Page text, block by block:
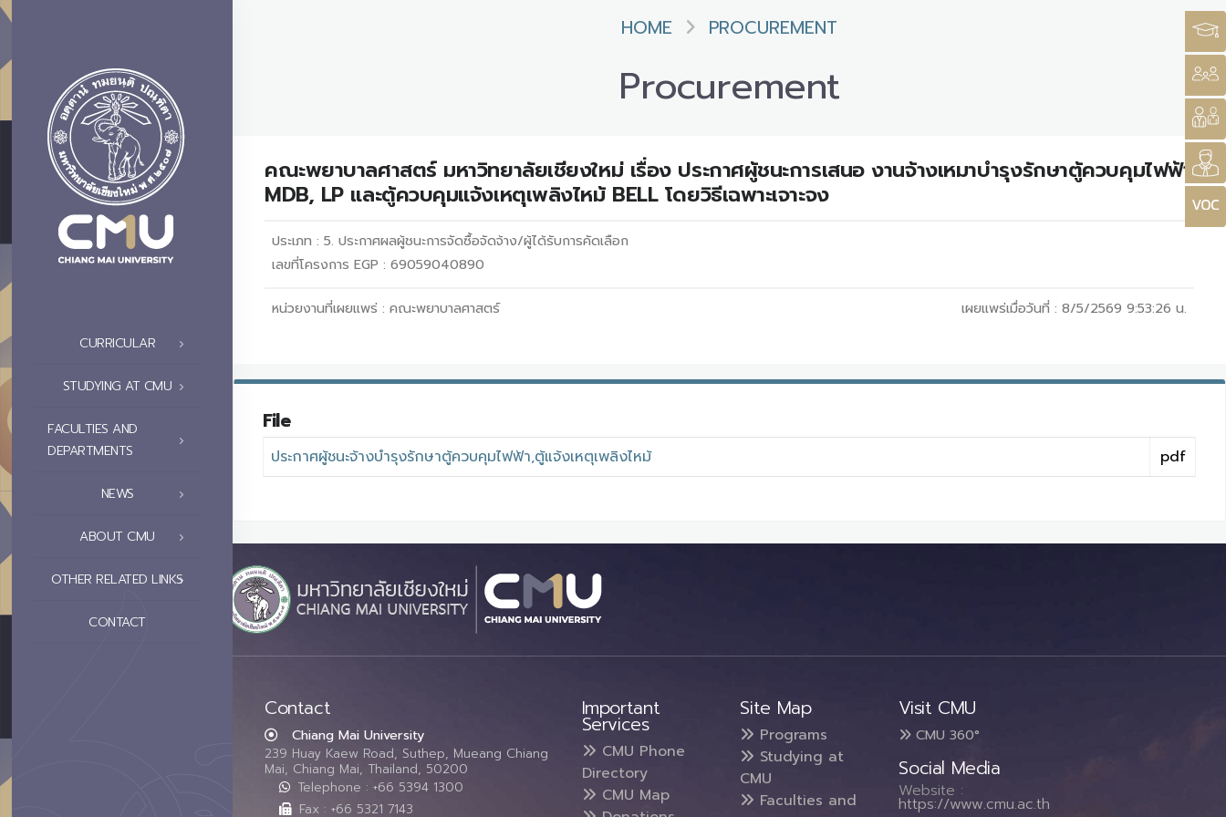
CURRICULAR
STUDYING AT CMU
FACULTIES AND
DEPARTMENTS
NEWS
ABOUT CMU
OTHER RELATED LINKS
CONTACT
HOME PROCUREMENT
Procurement
คณะพยาบาลศาสตร์ มหาวิทยาลัยเชียงใหม่ เรื่อง ประกาศผู้ชนะการเสนอ งานจ้างเหมาบำรุงรักษาตู้ควบคุมไฟฟ้า
MDB, LP และตู้ควบคุมแจ้งเหตุเพลิงไหม้ BELL โดยวิธีเฉพาะเจาะจง
ประเภท : 5. ประกาศผลผู้ชนะการจัดซื้อจัดจ้าง/ผู้ได้รับการคัดเลือก
เลขที่โครงการ EGP : 69059040890
หน่วยงานที่เผยแพร่ : คณะพยาบาลศาสตร์ เผยแพร่เมื่อวันที่ : 8/5/2569 9:53:26 น.
File
ประกาศผู้ชนะจ้างบำรุงรักษาตู้ควบคุมไฟฟ้า,ตู้แจ้งเหตุเพลิงไหม้ pdf
Contact
Chiang Mai University
239 Huay Kaew Road, Suthep, Mueang Chiang
Mai, Chiang Mai, Thailand, 50200
Telephone : +66 5394 1300
Fax : +66 5321 7143
Important
Services
CMU Phone
Directory
CMU Map
Site Map
Programs
Studying at
CMU
Faculties and
Visit CMU
CMU 360°
Social Media
Website :
https://www.cmu.ac.th